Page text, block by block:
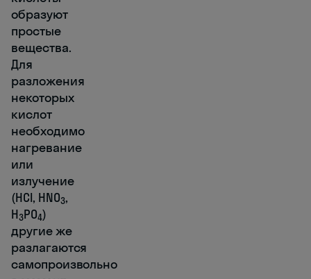
образуют
простые
вещества.
Для
разложения
некоторых
кислот
необходимо
нагревание
или
излучение
(HCl, HNO3,
H3PO4)
другие же
разлагаются
самопроизвольно